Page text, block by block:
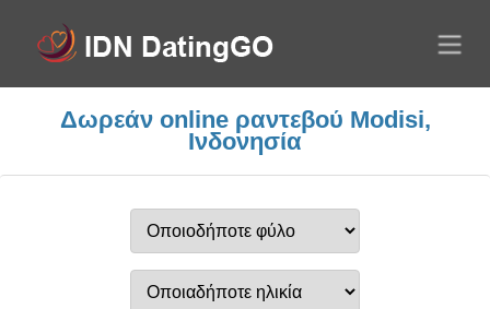
Δωρεάν online ραντεβού Modisi,
Ινδονησία